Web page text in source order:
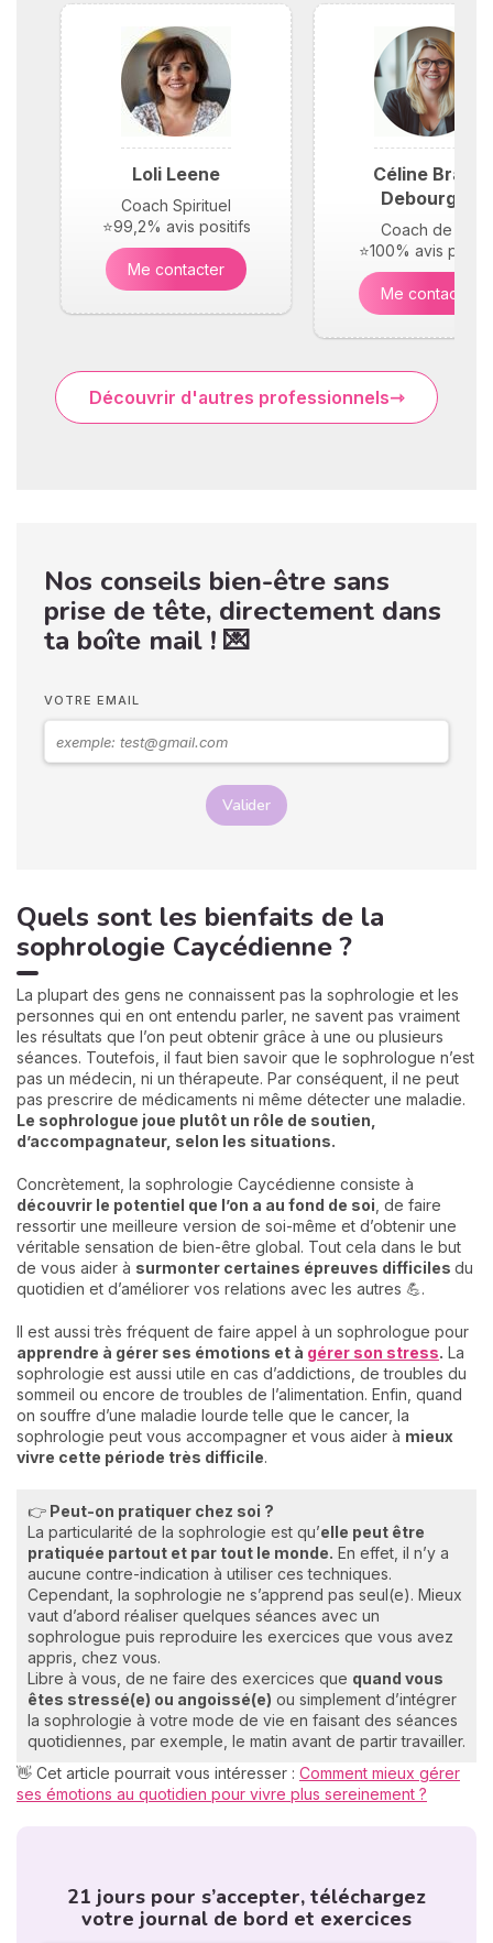
Loli Leene
Coach Spirituel
⭐99,2% avis positifs
Me contacter
Céline Braun
Debourges
Coach de vie
⭐100% avis
Me contacter
Découvrir d'autres professionnels
Nos conseils bien-être sans
prise de tête, directement dans
ta boîte mail ! 💌
VOTRE EMAIL
Valider
Quels sont les bienfaits de la
sophrologie Caycédienne ?
La plupart des gens ne connaissent pas la sophrologie et les
personnes qui en ont entendu parler, ne savent pas vraiment
les résultats que l’on peut obtenir grâce à une ou plusieurs
séances. Toutefois, il faut bien savoir que le sophrologue n’est
pas un médecin, ni un thérapeute. Par conséquent, il ne peut
pas prescrire de médicaments ni même détecter une maladie.
Le sophrologue joue plutôt un rôle de soutien,
d’accompagnateur, selon les situations.
Concrètement, la sophrologie Caycédienne consiste à
découvrir le potentiel que l’on a au fond de soi, de faire
ressortir une meilleure version de soi-même et d’obtenir une
véritable sensation de bien-être global. Tout cela dans le but
de vous aider à surmonter certaines épreuves difficiles du
quotidien et d’améliorer vos relations avec les autres 💪.
Il est aussi très fréquent de faire appel à un sophrologue pour
apprendre à gérer ses émotions et à gérer son stress. La
sophrologie est aussi utile en cas d’addictions, de troubles du
sommeil ou encore de troubles de l’alimentation. Enfin, quand
on souffre d’une maladie lourde telle que le cancer, la
sophrologie peut vous accompagner et vous aider à mieux
vivre cette période très difficile.
👉 Peut-on pratiquer chez soi ?
La particularité de la sophrologie est qu’elle peut être
pratiquée partout et par tout le monde. En effet, il n’y a
aucune contre-indication à utiliser ces techniques.
Cependant, la sophrologie ne s’apprend pas seul(e). Mieux
vaut d’abord réaliser quelques séances avec un
sophrologue puis reproduire les exercices que vous avez
appris, chez vous.
Libre à vous, de ne faire des exercices que quand vous
êtes stressé(e) ou angoissé(e) ou simplement d’intégrer
la sophrologie à votre mode de vie en faisant des séances
quotidiennes, par exemple, le matin avant de partir travailler.
👋 Cet article pourrait vous intéresser : Comment mieux gérer
ses émotions au quotidien pour vivre plus sereinement ?
21 jours pour s’accepter, téléchargez
votre journal de bord et exercices